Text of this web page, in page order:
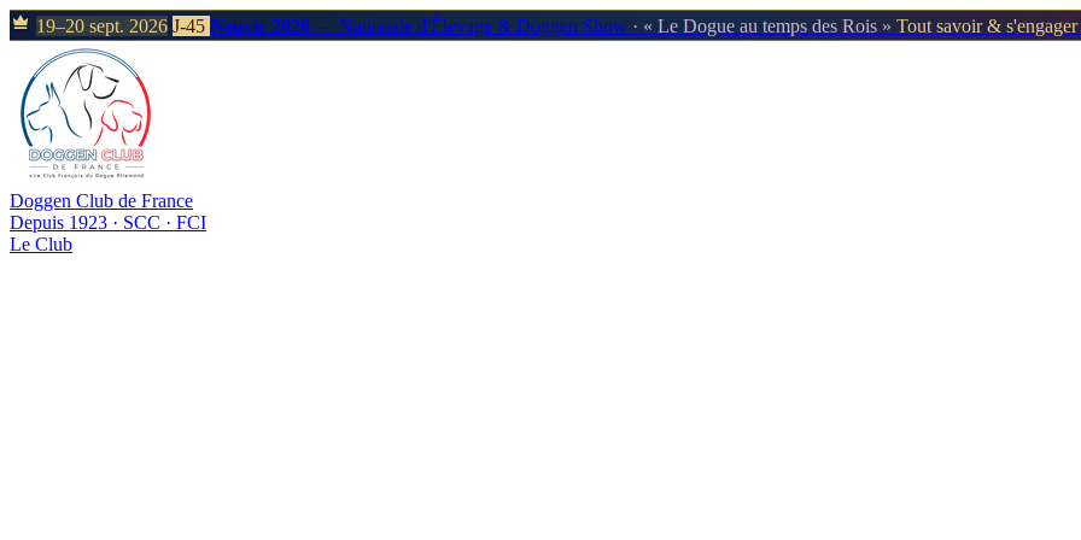
19–20 sept. 2026 J-45 Neuvic 2026 — Nationale d'Élevage & Doggen Show · « Le Dogue au temps des Rois » Tout savoir &
Doggen Club de France
Depuis 1923 · SCC · FCI
Le Club